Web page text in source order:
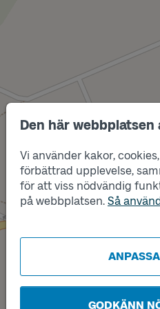
Den här
Vi använder kakor,
förbättrad upplevelse,
för att viss nödvändig
på webbplatsen. Så
GODKÄNN
Läge
B